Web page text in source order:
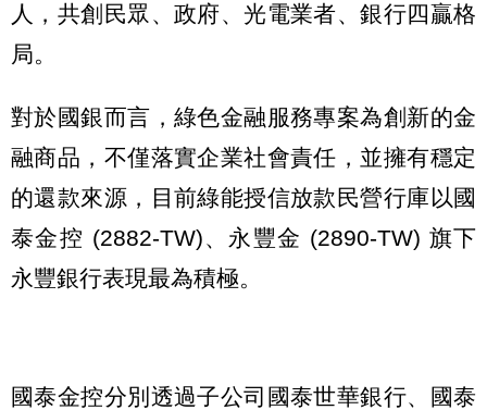
人，共創民眾、政府、光電業者、銀行四贏格
局。
對於國銀而言，綠色金融服務專案為創新的金
融商品，不僅落實企業社會責任，並擁有穩定
的還款來源，目前綠能授信放款民營行庫以國
泰金控 (2882-TW)、永豐金 (2890-TW) 旗下
永豐銀行表現最為積極。
國泰金控分別透過子公司國泰世華銀行、國泰